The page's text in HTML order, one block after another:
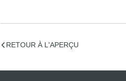
RETOUR À L'APERÇU